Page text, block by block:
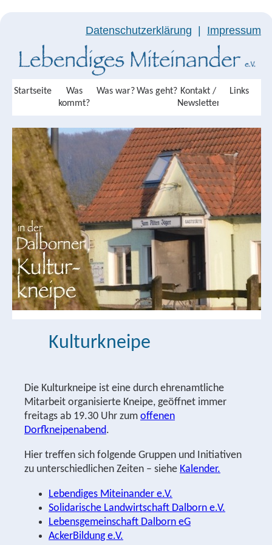
Datenschutzerklärung Impressum
Startseite
Was
kommt?
Was war? Was geht? Kontakt /
Newsletter
Links
Kulturkneipe
Die Kulturkneipe ist eine durch ehrenamtliche
Mitarbeit organisierte Kneipe, geöffnet immer
freitags ab 19.30 Uhr zum offenen
Dorfkneipenabend.
Hier treffen sich folgende Gruppen und Initiativen
zu unterschiedlichen Zeiten – siehe Kalender.
Lebendiges Miteinander e.V.
Solidarische Landwirtschaft Dalborn e.V.
Lebensgemeinschaft Dalborn eG
AckerBildung e.V.